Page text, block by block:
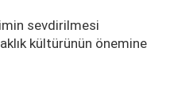
sevdirilmesi
kültürünün önemine